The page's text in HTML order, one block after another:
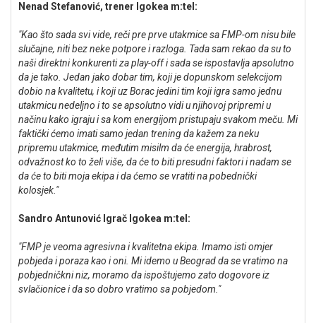
Nenad Stefanović, trener Igokea m:tel:
"Kao što sada svi vide, reči pre prve utakmice sa FMP-om nisu bile
slučajne, niti bez neke potpore i razloga. Tada sam rekao da su to
naši direktni konkurenti za play-off i sada se ispostavlja apsolutno
da je tako. Jedan jako dobar tim, koji je dopunskom selekcijom
dobio na kvalitetu, i koji uz Borac jedini tim koji igra samo jednu
utakmicu nedeljno i to se apsolutno vidi u njihovoj pripremi u
načinu kako igraju i sa kom energijom pristupaju svakom meču. Mi
faktički ćemo imati samo jedan trening da kažem za neku
pripremu utakmice, međutim misilm da će energija, hrabrost,
odvažnost ko to želi više, da će to biti presudni faktori i nadam se
da će to biti moja ekipa i da ćemo se vratiti na pobednički
kolosjek."
Sandro Antunović Igrač Igokea m:tel:
"FMP je veoma agresivna i kvalitetna ekipa. Imamo isti omjer
pobjeda i poraza kao i oni. Mi idemo u Beograd da se vratimo na
pobjedničkni niz, moramo da ispoštujemo zato dogovore iz
svlačionice i da so dobro vratimo sa pobjedom."